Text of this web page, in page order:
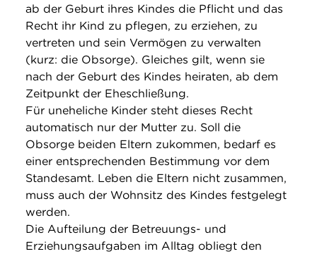
ab der Geburt ihres Kindes die Pflicht und das
Recht ihr Kind zu pflegen, zu erziehen, zu
vertreten und sein Vermögen zu verwalten
(kurz: die Obsorge). Gleiches gilt, wenn sie
nach der Geburt des Kindes heiraten, ab dem
Zeitpunkt der Eheschließung.
Für uneheliche Kinder steht dieses Recht
automatisch nur der Mutter zu. Soll die
Obsorge beiden Eltern zukommen, bedarf es
einer entsprechenden Bestimmung vor dem
Standesamt. Leben die Eltern nicht zusammen,
muss auch der Wohnsitz des Kindes festgelegt
werden.
Die Aufteilung der Betreuungs- und
Erziehungsaufgaben im Alltag obliegt den